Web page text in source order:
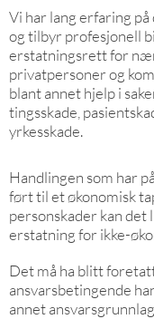
Vi har lang erfaring
og tilbyr profesjonell
erstatningsrett for
privatpersoner og
blant annet hjelp i
tingsskade,
yrkesskade.
Handlingen som har
ført til et økonomisk
personskader kan det
erstatning for ikke-
Det må ha blitt
ansvarsbetingende
annet